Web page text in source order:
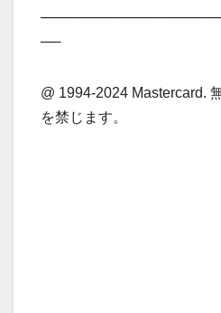
──
@ 1994-2024 Mastercard.
を禁じます。